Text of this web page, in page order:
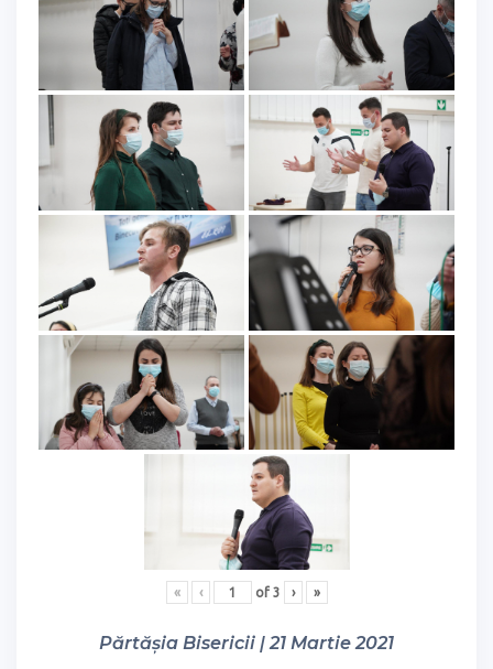
« ‹ of 3 › »
Părtășia Bisericii | 21 Martie 2021